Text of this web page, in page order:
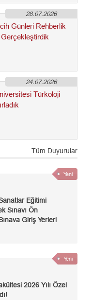
28.07.2026
Günleri Rehberlik
Gerçekleştirdik
24.07.2026
Türkoloji
Tüm Duyurular
Eğitimi
Sınavı Ön
Giriş Yerleri
Yeni
2026 Yılı Özel
Yeni